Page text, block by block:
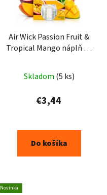
Air Wick Passion Fruit &
Tropical Mango náplň 19
Skladom (5 ks)
€3,44
Do košíka
Novinka